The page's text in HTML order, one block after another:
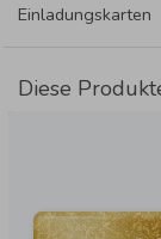
Einladungskarten
Diese